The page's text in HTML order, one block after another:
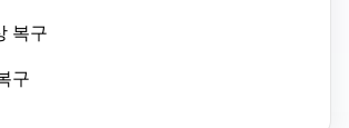
복구
구